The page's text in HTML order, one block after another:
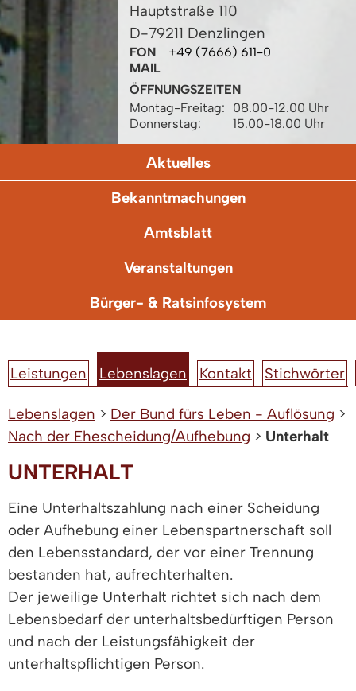
Hauptstraße 110
D-79211 Denzlingen
FON
+49 (7666) 611-0
MAIL
ÖFFNUNGSZEITEN
Montag-Freitag:
08.00-12.00 Uhr
Donnerstag:
15.00-18.00 Uhr
Aktuelles
Bekanntmachungen
Amtsblatt
Veranstaltungen
Bürger- & Ratsinfosystem
Leistungen Lebenslagen Kontakt Stichwörter
Lebenslagen > Der Bund fürs Leben - Auflösung >
Nach der Ehescheidung/Aufhebung > Unterhalt
UNTERHALT
Eine Unterhaltszahlung nach einer Scheidung
oder Aufhebung einer Lebenspartnerschaft soll
den Lebensstandard, der vor einer Trennung
bestanden hat, aufrechterhalten.
Der jeweilige Unterhalt richtet sich nach dem
Lebensbedarf der unterhaltsbedürftigen Person
und nach der Leistungsfähigkeit der
unterhaltspflichtigen Person.